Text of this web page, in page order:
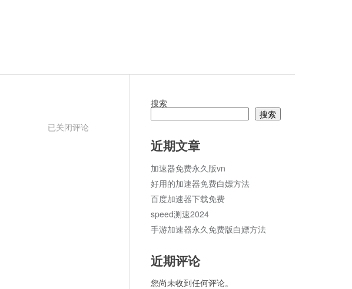
金
已关闭评论
搜索
搜索
近期文章
加速器免费永久版vn
好用的加速器免费白嫖方法
百度加速器下载免费
speed测速2024
手游加速器永久免费版白嫖方法
近期评论
您尚未收到任何评论。